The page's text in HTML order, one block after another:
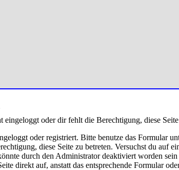
eingeloggt oder dir fehlt die Berechtigung, diese
oder registriert. Bitte benutze das Formular
diese Seite zu betreten. Versuchst du auf
durch den Administrator deaktiviert worden
direkt auf, anstatt das entsprechende Formular